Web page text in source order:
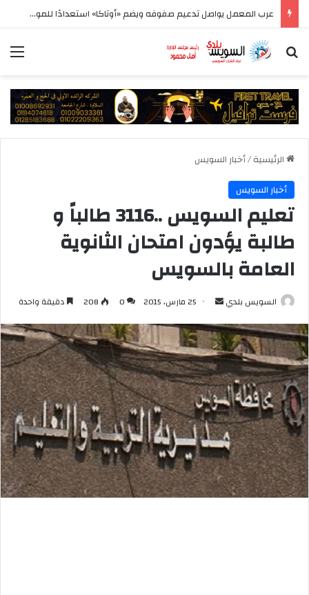
عرب المعمل يواصل تدعيم صفوفه ويضم «أوتاكا» استعدادًا للموسم الجديد
بحث عن
الرئيسية/أخبار السويس
أخبار السويس
تعليم السويس ..3116 طالباً و
طالبة يؤدون امتحان الثانوية
العامة بالسويس
السويس بلدي
أرسل
إلكترونيا
25 مارس، 2015 0
208 دقيقة واحدة